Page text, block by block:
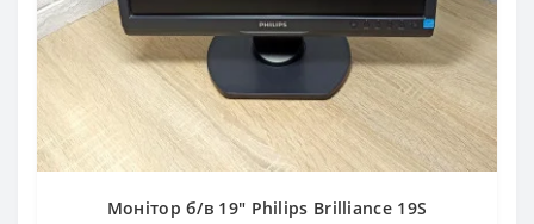
Монітор б/в 19" Philips Brilliance 19S